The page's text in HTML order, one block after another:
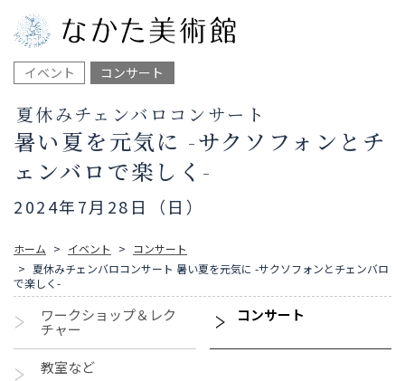
イベント コンサート
夏休みチェンバロコンサート
暑い夏を元気に -サクソフォンとチ
ェンバロで楽しく-
2024年7月28日（日）
ホーム イベント
コンサート
夏休みチェンバロコンサート 暑い夏を元気に -サクソフォンとチェンバロ
で楽しく-
ワークショップ＆レク
チャー
コンサート
教室など